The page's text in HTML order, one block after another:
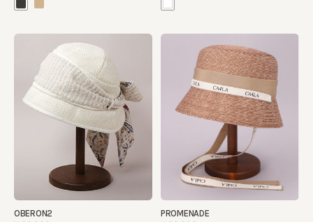
OBERON2
PROMENADE